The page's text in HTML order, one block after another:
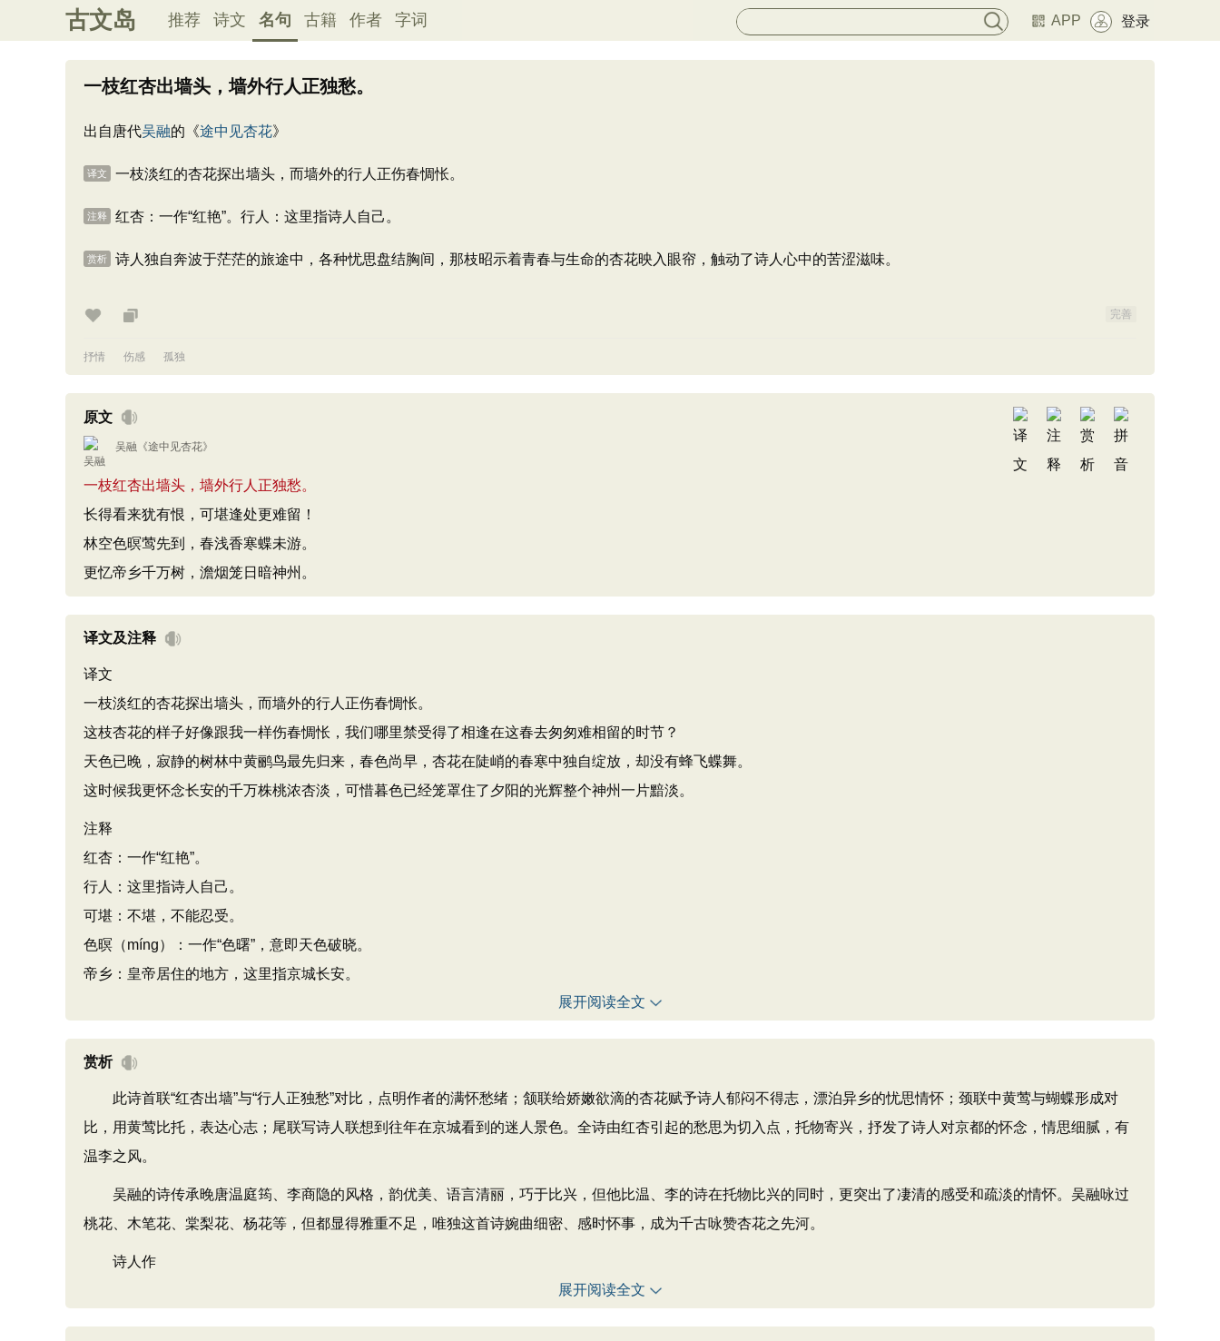
古文岛 推荐 诗文 名句 古籍 作者 字词 APP 登录
一枝红杏出墙头，墙外行人正独愁。
出自唐代吴融的《途中见杏花》
译文 一枝淡红的杏花探出墙头，而墙外的行人正伤春惆怅。
注释 红杏：一作“红艳”。行人：这里指诗人自己。
赏析 诗人独自奔波于茫茫的旅途中，各种忧思盘结胸间，那枝昭示着青春与生命的杏花映入眼帘，触动了诗人心中的苦涩滋味。
完善
抒情 伤感 孤独
原文
吴融 《途中见杏花》
一枝红杏出墙头，墙外行人正独愁。
长得看来犹有恨，可堪逢处更难留！
林空色暝莺先到，春浅香寒蝶未游。
更忆帝乡千万树，澹烟笼日暗神州。
译文及注释
译文
一枝淡红的杏花探出墙头，而墙外的行人正伤春惆怅。
这枝杏花的样子好像跟我一样伤春惆怅，我们哪里禁受得了相逢在这春去匆匆难相留的时节？
天色已晚，寂静的树林中黄鹂鸟最先归来，春色尚早，杏花在陡峭的春寒中独自绽放，却没有蜂飞蝶舞。
这时候我更怀念长安的千万株桃浓杏淡，可惜暮色已经笼罩住了夕阳的光辉整个神州一片黯淡。
注释
红杏：一作“红艳”。
行人：这里指诗人自己。
可堪：不堪，不能忍受。
色暝（míng）：一作“色曙”，意即天色破晓。
帝乡：皇帝居住的地方，这里指京城长安。
展开阅读全文
赏析
此诗首联“红杏出墙”与“行人正独愁”对比，点明作者的满怀愁绪；颔联给娇嫩欲滴的杏花赋予诗人郁闷不得志，漂泊异乡的忧思情怀；颈联中黄莺与蝴蝶形成对
比，用黄莺比托，表达心志；尾联写诗人联想到往年在京城看到的迷人景色。全诗由红杏引起的愁思为切入点，托物寄兴，抒发了诗人对京都的怀念，情思细腻，有
温李之风。
吴融的诗传承晚唐温庭筠、李商隐的风格，韵优美、语言清丽，巧于比兴，但他比温、李的诗在托物比兴的同时，更突出了凄清的感受和疏淡的情怀。吴融咏过
桃花、木笔花、棠梨花、杨花等，但都显得雅重不足，唯独这首诗婉曲细密、感时怀事，成为千古咏赞杏花之先河。
诗人作
展开阅读全文